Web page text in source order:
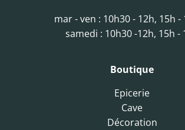
mar - ven : 10h30 - 12h, 15h -
samedi : 10h30 -12h, 15h -
Boutique
Epicerie
Cave
Décoration